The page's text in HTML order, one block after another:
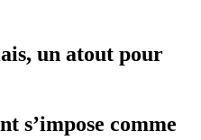
un atout pour
s’impose comme